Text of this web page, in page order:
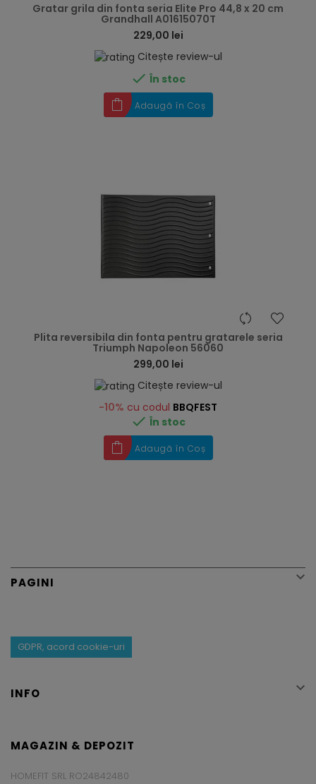
Gratar grila din fonta seria Elite Pro 44,8 x 20 cm
Grandhall A01615070T
229,00 lei
Citește review-ul
 În stoc
Adaugă în Coș
Plita reversibila din fonta pentru gratarele seria
Triumph Napoleon 56060
299,00 lei
Citește review-ul
-10% cu codul BBQFEST
 În stoc
Adaugă în Coș
PAGINI 
GDPR, acord cookie-uri
INFO 
MAGAZIN & DEPOZIT
HOMEFIT SRL RO24842480